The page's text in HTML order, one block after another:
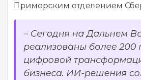
Приморским отделением
– Сегодня на Дальнем
реализованы более 200
цифровой
бизнеса. ИИ-решения